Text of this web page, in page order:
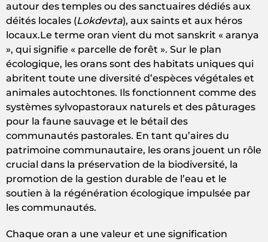
autour des temples ou des sanctuaires dédiés aux
déités locales (Lokdevta), aux saints et aux héros
locaux.Le terme oran vient du mot sanskrit « aranya
», qui signifie « parcelle de forêt ». Sur le plan
écologique, les orans sont des habitats uniques qui
abritent toute une diversité d’espèces végétales et
animales autochtones. Ils fonctionnent comme des
systèmes sylvopastoraux naturels et des pâturages
pour la faune sauvage et le bétail des
communautés pastorales. En tant qu’aires du
patrimoine communautaire, les orans jouent un rôle
crucial dans la préservation de la biodiversité, la
promotion de la gestion durable de l’eau et le
soutien à la régénération écologique impulsée par
les communautés.
Chaque oran a une valeur et une signification